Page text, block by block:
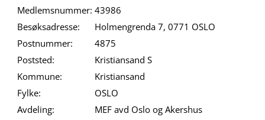
Medlemsnummer: 43986
Besøksadresse:
Holmengrenda 7, 0771 OSLO
Postnummer:
4875
Poststed:
Kristiansand S
Kommune:
Kristiansand
Fylke:
OSLO
Avdeling:
MEF avd Oslo og Akershus